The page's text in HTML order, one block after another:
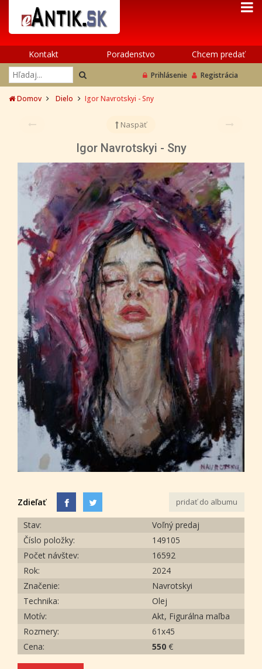
Kontakt Poradenstvo Chcem predať
Prihlásenie Registrácia
Domov Dielo Igor Navrotskyi - Sny
Naspäť
Igor Navrotskyi - Sny
Zdieľať pridať do albumu
Stav:
Voľný predaj
Číslo položky:
149105
Počet návštev:
16592
Rok:
2024
Značenie:
Navrotskyi
Technika:
Olej
Motív:
Akt, Figurálna maľba
Rozmery:
61х45
Cena:
550 €